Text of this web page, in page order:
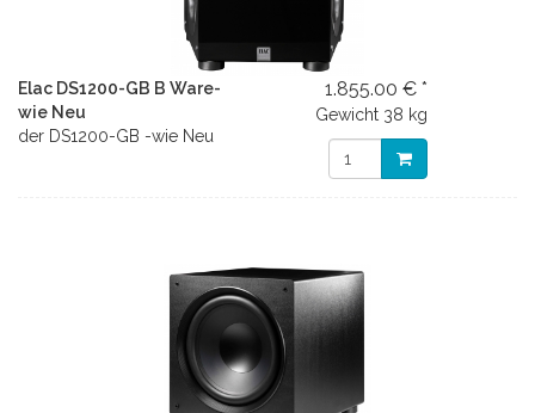
Elac DS1200-GB B Ware-
wie Neu
der DS1200-GB -wie Neu
1.855.00 € *
Gewicht 38 kg